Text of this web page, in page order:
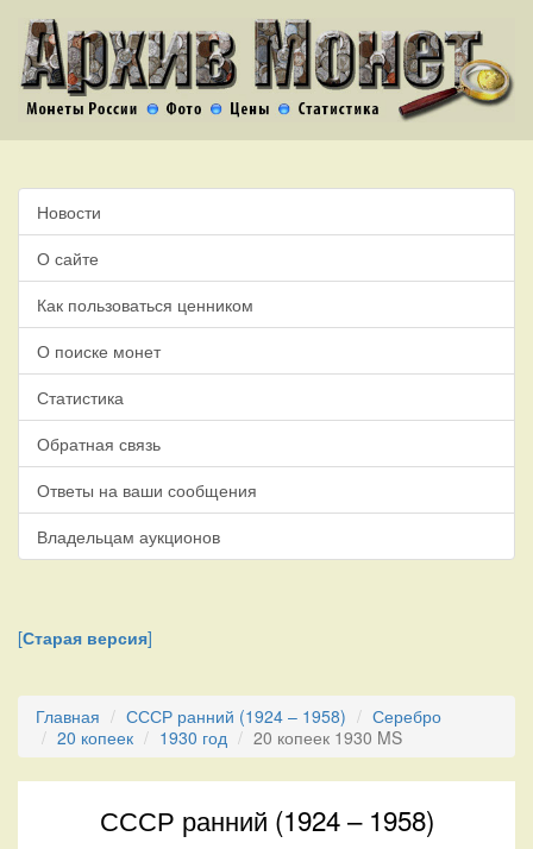
Новости
О сайте
Как пользоваться ценником
О поиске монет
Статистика
Обратная связь
Ответы на ваши сообщения
Владельцам аукционов
[Старая версия]
Главная СССР ранний (1924 – 1958)
Серебро
20 копеек
1930 год 20 копеек 1930 MS
СССР ранний (1924 – 1958)